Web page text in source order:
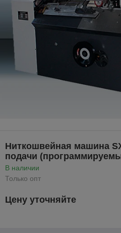
Ниткошвейная машина
подачи
В наличии
Только опт
Цену уточняйте